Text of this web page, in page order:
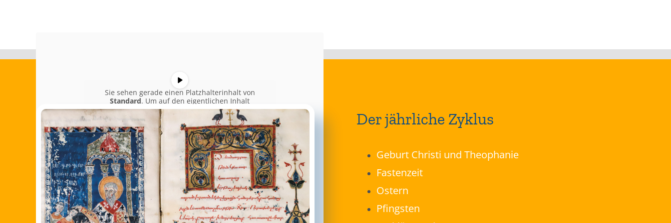
Sie sehen gerade einen Platzhalterinhalt von
Standard. Um auf den eigentlichen Inhalt
zuzugreifen, klicken Sie auf den Button unten. Bitte
beachten Sie, dass dabei Daten an Drittanbieter
weitergegeben werden.
Weitere Informationen
Inhalt entsperren
Erforderlichen Service akzeptieren und
Inhalte entsperren
Der jährliche Zyklus
Geburt Christi und Theophanie
Fastenzeit
Ostern
Pfingsten